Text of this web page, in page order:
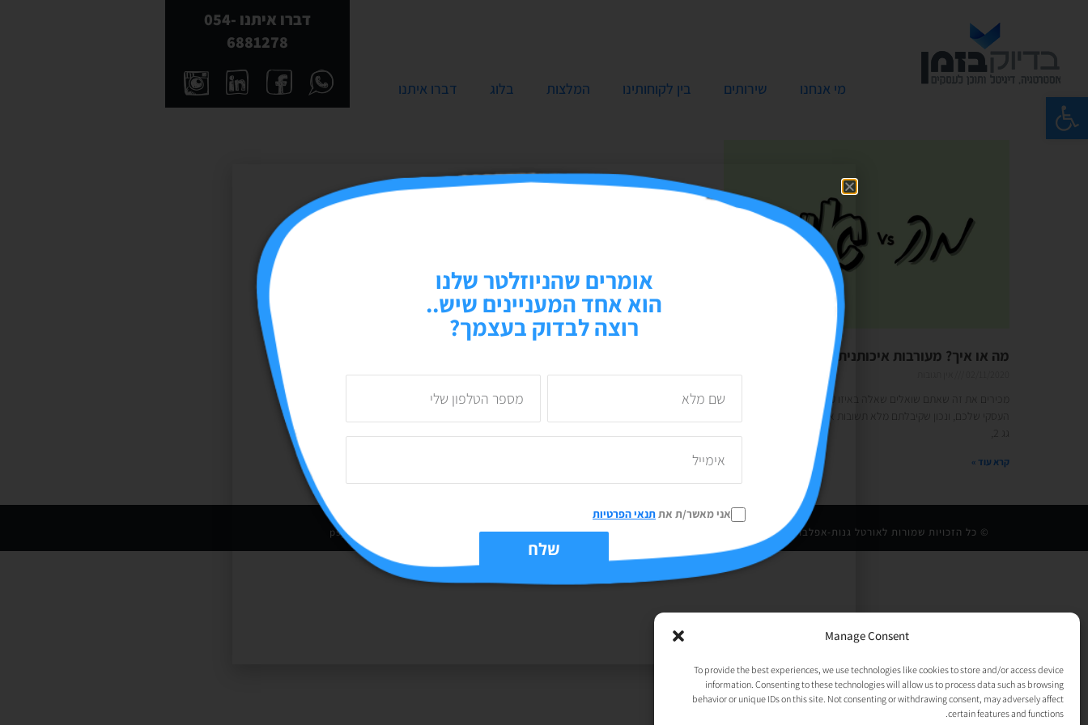
פתח סרגל נגישות
Manage Consent
To provide the best experiences, we use technologies like cookies to store and/or access device
information. Consenting to these technologies will allow us to process data such as browsing
behavior or unique IDs on this site. Not consenting or withdrawing consent, may adversely affect
certain features and functions.
מי אנחנו שירותים בין לקוחותינו המלצות בלוג דברו איתנו
דברו איתנו 054-
6881278
מה או איך? מעורבות איכותנית מול כמותנית
מכירים את זה שאתם שואלים שאלה באיזו קבוצה או בפוסט בעמוד
העסקי שלכם, ונכון שקיבלתם מלא תשובות אבל הן של מילה אחת או
גג 2,
קרא עוד »
© כל הזכויות שמורות לאורטל גנות-אפלבוים |מדיניות פרטיות TechJump, העסק החברתי לבניית אתרים | עיצוב וגרפיקה: psycat
אומרים שהניוזלטר שלנו
הוא אחד המעניינים שיש..
רוצה לבדוק בעצמך?
אני מאשר/ת אתתנאי הפרטיות
שלח